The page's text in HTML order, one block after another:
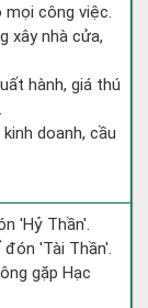
mọi công việc.
xây nhà cửa,
hành, giá thú
doanh, cầu
'Hỷ Thần'.
'Tài Thần'.
gặp Hạc